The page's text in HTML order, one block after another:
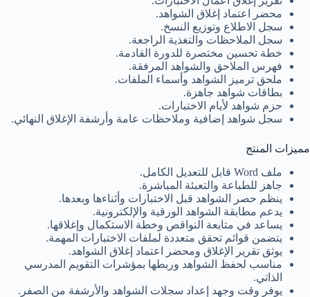
محضر اعتماد إغلاق الشواهد.
سجل الاطلاع وتوزيع النسخ.
سجل الملاحظات والتغذية الراجعة.
خطة تحسين مختصرة للدورة القادمة.
فهرس الملاحق والشواهد المرفقة.
ملحق ترميز الشواهد وأسماء الملفات.
بطاقات شواهد جاهزة.
حزم شواهد لأيام الاختبارات.
سجل شواهد إضافية وملاحظات عامة وأرشفة الإغلاق النهائي.
مميزات المنتج
ملف Word قابل للتعديل الكامل.
جاهز للطباعة والتعبئة المباشرة.
ينظم حصر الشواهد قبل الاختبارات وأثناءها وبعدها.
يدعم مطابقة الشواهد الورقية والإلكترونية.
يساعد في متابعة النواقص وخطة الاستكمال وإغلاقها.
يتضمن قوائم تحقق متعددة لملفات الاختبارات المهمة.
يوثق تقرير الإغلاق ومحضر اعتماد إغلاق الشواهد.
مناسب لحفظ الشواهد وربطها بمؤشرات التقويم المدرسي
الذاتي.
يوفر وقت وجهد إعداد سجلات الشواهد والأرشفة من الصفر.